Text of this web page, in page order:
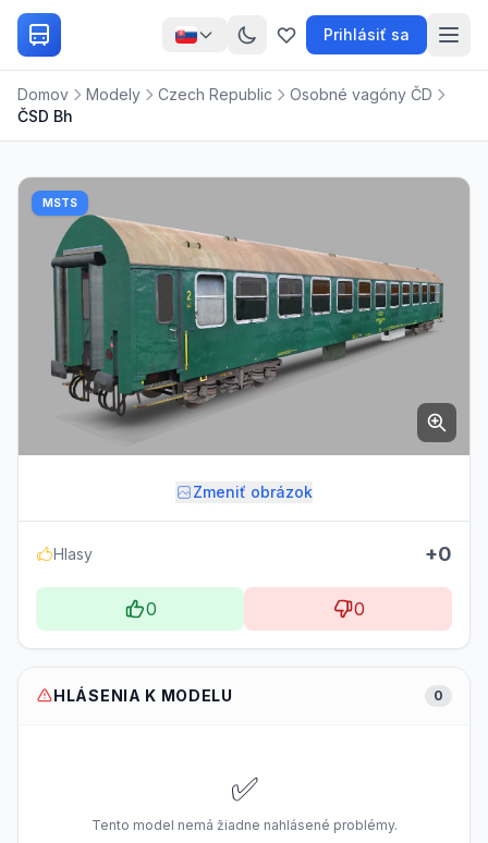
Prihlásiť sa
Domov Modely Czech Republic
Osobné vagóny ČD
ČSD Bh
MSTS
Zmeniť obrázok
Hlasy +0
0 0
HLÁSENIA K MODELU 0
✅
Tento model nemá žiadne nahlásené problémy.